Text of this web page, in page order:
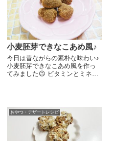
小麦胚芽できなこあめ風♪
今日は昔ながらの素朴な味わい♪
小麦胚芽できなこあめ風を作っ
てみました😉 ビタミンとミネラ
45gを入れてよく混ぜ、手でこ...
おやつ・デザートレシピ